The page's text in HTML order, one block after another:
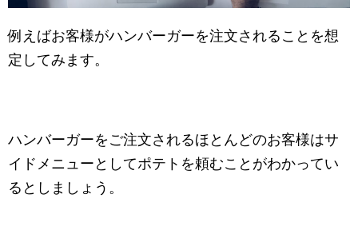
例えばお客様がハンバーガーを注文されることを想
定してみます。
ハンバーガーをご注文されるほとんどのお客様はサ
イドメニューとしてポテトを頼むことがわかってい
るとしましょう。